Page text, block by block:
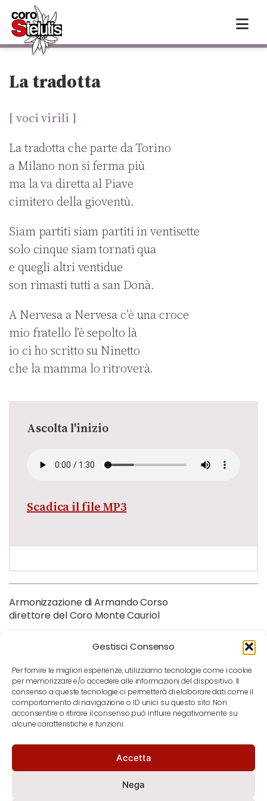
Gestisci Consenso
Per fornire le migliori esperienze, utilizziamo tecnologie come i cookie
per memorizzare e/o accedere alle informazioni del dispositivo. Il
consenso a queste tecnologie ci permetterà di elaborare dati come il
comportamento di navigazione o ID unici su questo sito. Non
acconsentire o ritirare il consenso può influire negativamente su
alcune caratteristiche e funzioni.
Accetta
Nega
content
La tradotta
[ voci virili ]
La tradotta che parte da Torino
a Milano non si ferma più
ma la va diretta al Piave
cimitero della gioventù.
Siam partiti siam partiti in ventisette
solo cinque siam tornati qua
e quegli altri ventidue
son rimasti tutti a san Donà.
A Nervesa a Nervesa c’è una croce
mio fratello l’è sepolto là
io ci ho scritto su Ninetto
che la mamma lo ritroverà.
Ascolta l'inizio
Scadica il file MP3
Armonizzazione di Armando Corso
direttore del Coro Monte Cauriol
contatti